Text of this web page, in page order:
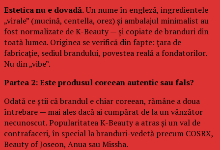
Estetica nu e dovadă.Un nume în engleză, ingredientele
„virale” (mucină, centella, orez) și ambalajul minimalist au
fost normalizate de K-Beauty — și copiate de branduri din
toată lumea. Originea se verifică din fapte: țara de
fabricație, sediul brandului, povestea reală a fondatorilor.
Nu din „vibe”.
Partea 2: Este produsul coreean autentic sau fals?
Odată ce știi că brandul e chiar coreean, rămâne a doua
întrebare — mai ales dacă ai cumpărat de la un vânzător
necunoscut. Popularitatea K-Beauty a atras și un val de
contrafaceri, în special la branduri-vedetă precum COSRX,
Beauty of Joseon, Anua sau Missha.